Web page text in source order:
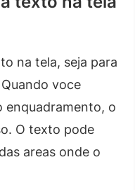
na tela, seja para
voce
enquadramento, o
O texto pode
areas onde o